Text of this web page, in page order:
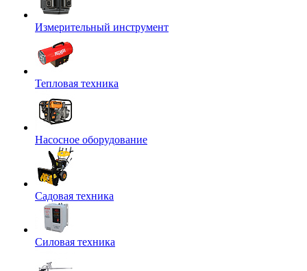
Измерительный инструмент
Тепловая техника
Насосное оборудование
Садовая техника
Силовая техника